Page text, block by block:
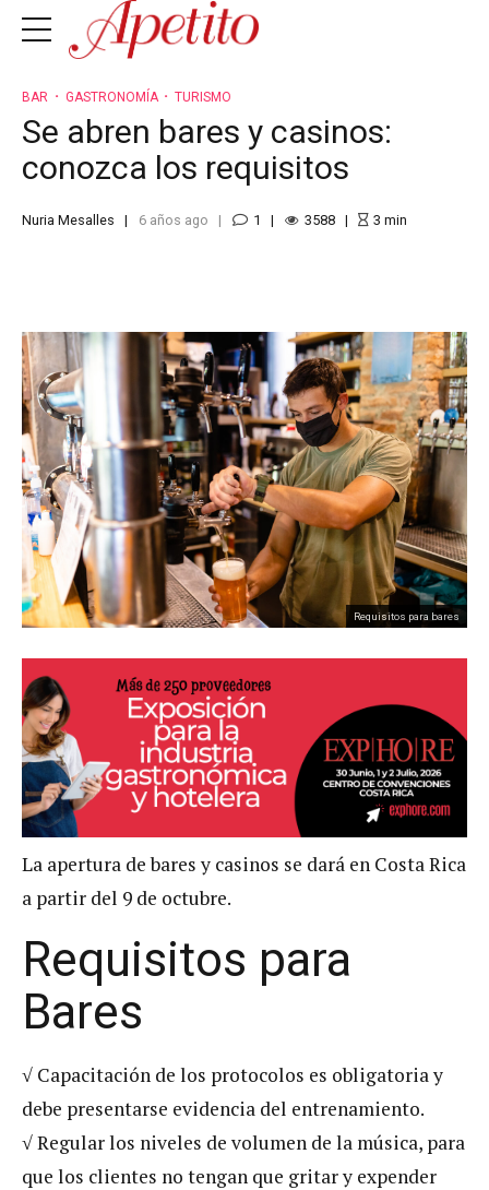
BAR GASTRONOMÍA TURISMO
Se abren bares y casinos:
conozca los requisitos
Nuria Mesalles 6 años ago 1 3588 3 min
Requisitos para bares
La apertura de bares y casinos se dará en Costa Rica
a partir del 9 de octubre.
Requisitos para
Bares
√ Capacitación de los protocolos es obligatoria y
debe presentarse evidencia del entrenamiento.
√ Regular los niveles de volumen de la música, para
que los clientes no tengan que gritar y expender